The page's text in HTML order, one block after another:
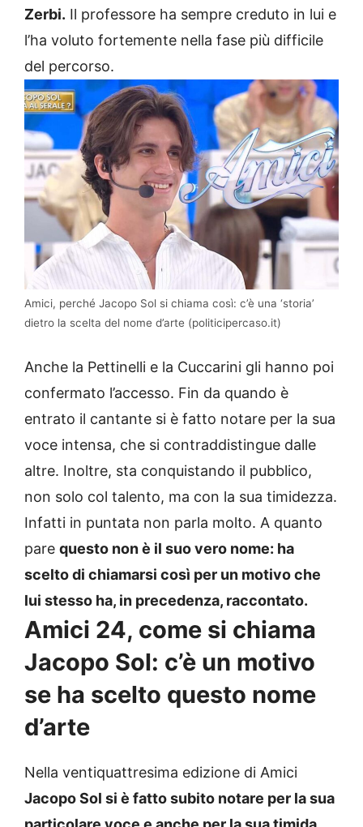
Zerbi. Il professore ha sempre creduto in lui e
l’ha voluto fortemente nella fase più difficile
del percorso.
Amici, perché Jacopo Sol si chiama così: c’è una ‘storia’
dietro la scelta del nome d’arte (politicipercaso.it)
Anche la Pettinelli e la Cuccarini gli hanno poi
confermato l’accesso. Fin da quando è
entrato il cantante si è fatto notare per la sua
voce intensa, che si contraddistingue dalle
altre. Inoltre, sta conquistando il pubblico,
non solo col talento, ma con la sua timidezza.
Infatti in puntata non parla molto. A quanto
pare questo non è il suo vero nome: ha
scelto di chiamarsi così per un motivo che
lui stesso ha, in precedenza, raccontato.
Amici 24, come si chiama
Jacopo Sol: c’è un motivo
se ha scelto questo nome
d’arte
Nella ventiquattresima edizione di Amici
Jacopo Sol si è fatto subito notare per la sua